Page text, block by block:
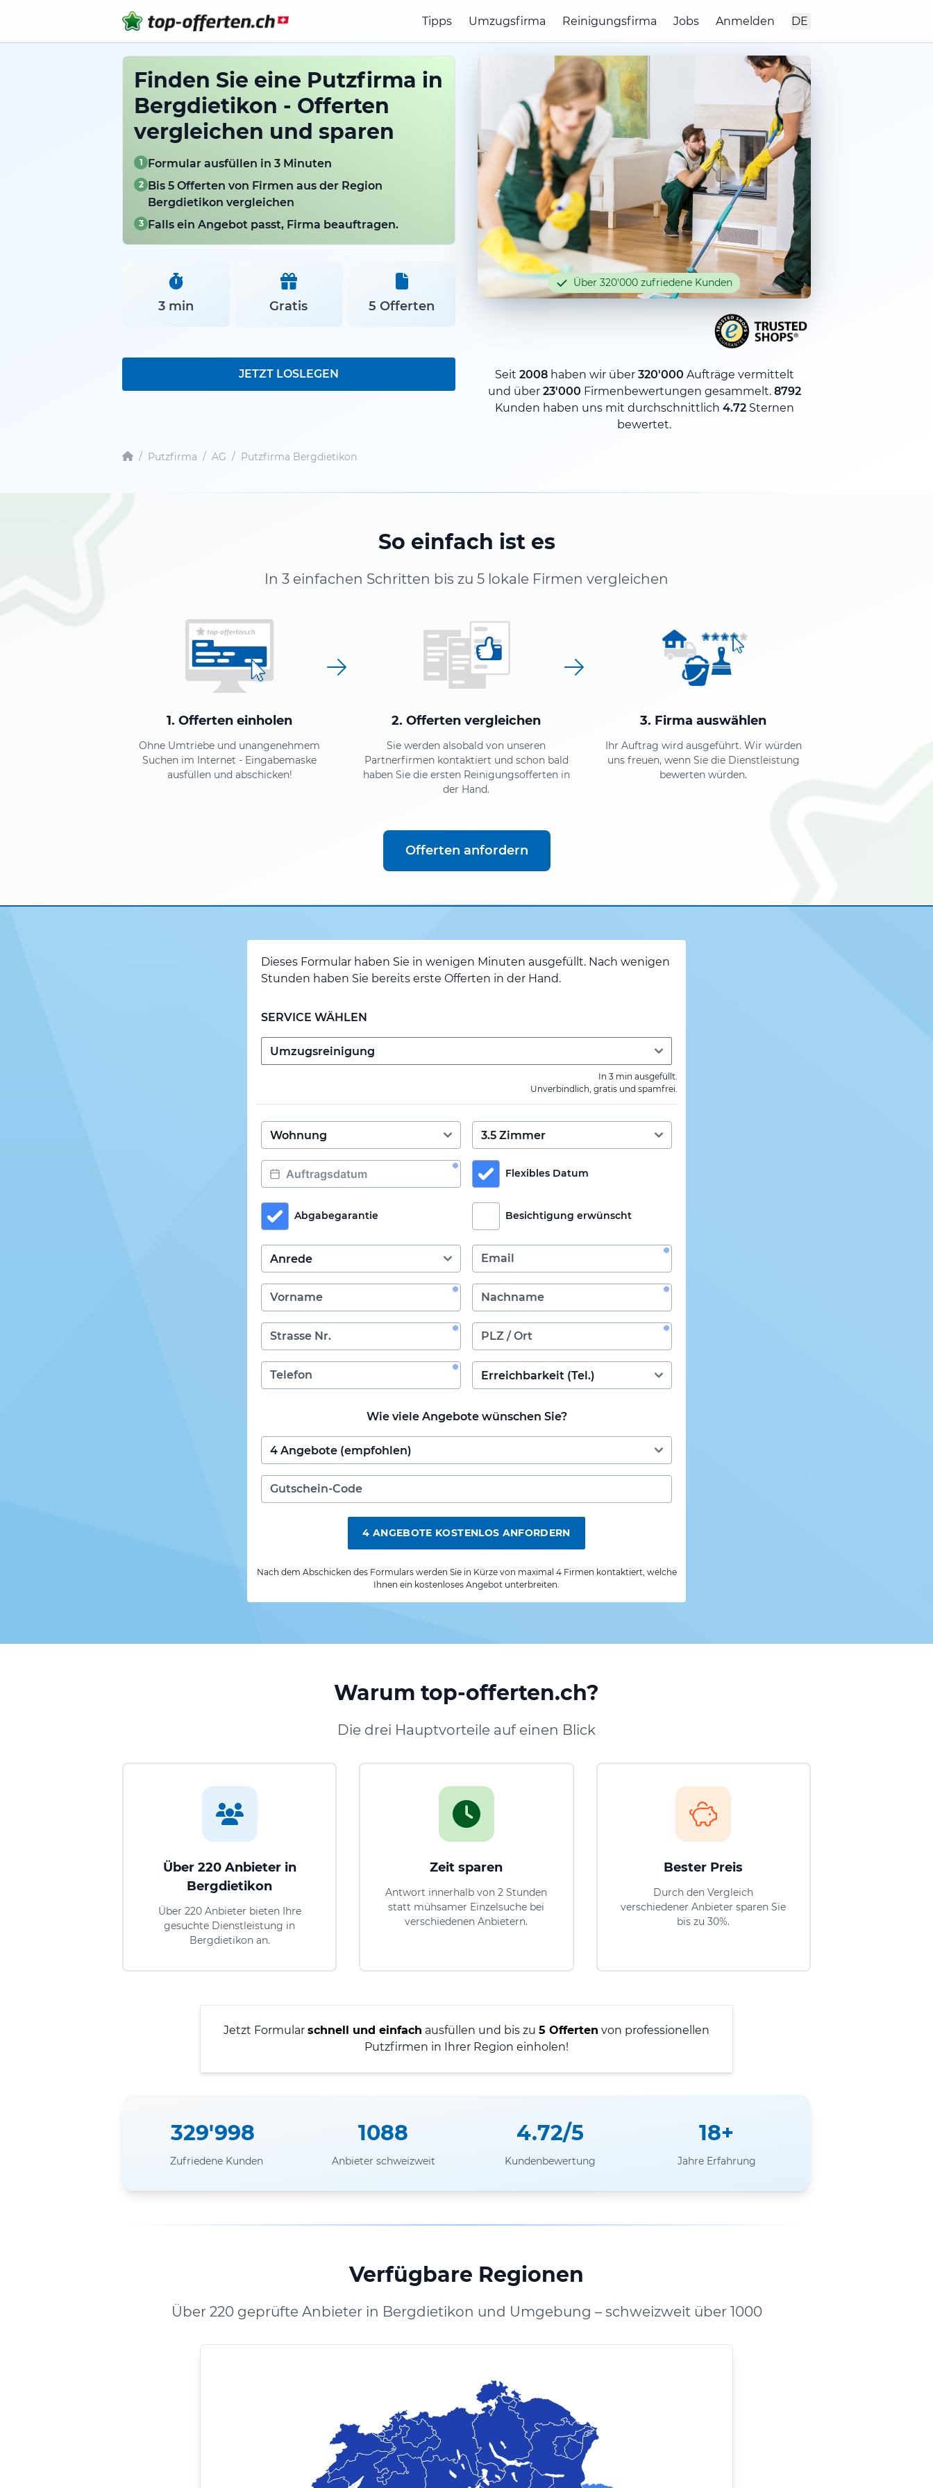
Tipps Umzugsfirma Reinigungsfirma Jobs Anmelden DE
Finden Sie eine Putzfirma in
Bergdietikon - Offerten
vergleichen und sparen
1 Formular ausfüllen in 3 Minuten
2 Bis 5 Offerten von Firmen aus der Region
Bergdietikon vergleichen
3 Falls ein Angebot passt, Firma beauftragen.
3 min Gratis 5 Offerten
JETZT LOSLEGEN
Über 320'000 zufriedene Kunden
Seit 2008haben wir über 320'000 Aufträge vermittelt
und über 23'000 Firmenbewertungen gesammelt. 8792
Kunden haben uns mit durchschnittlich 4.72Sternen
bewertet.
/ Putzfirma / AG / Putzfirma Bergdietikon
So einfach ist es
In 3 einfachen Schritten bis zu 5 lokale Firmen vergleichen
1. Offerten einholen
Ohne Umtriebe und unangenehmem
Suchen im Internet - Eingabemaske
ausfüllen und abschicken!
2. Offerten vergleichen
Sie werden alsobald von unseren
Partnerfirmen kontaktiert und schon bald
haben Sie die ersten Reinigungsofferten in
der Hand.
3. Firma auswählen
Ihr Auftrag wird ausgeführt. Wir würden
uns freuen, wenn Sie die Dienstleistung
bewerten würden.
Offerten anfordern
Dieses Formular haben Sie in wenigen Minuten ausgefüllt. Nach wenigen
Stunden haben Sie bereits erste Offerten in der Hand.
SERVICE WÄHLEN
In 3 min ausgefüllt.
Unverbindlich, gratis und spamfrei.
Flexibles Datum
Abgabegarantie Besichtigung erwünscht
Wie viele Angebote wünschen Sie?
4 ANGEBOTE KOSTENLOS ANFORDERN
Nach dem Abschicken des Formulars werden Sie in Kürze von maximal 4 Firmen kontaktiert, welche
Ihnen ein kostenloses Angebot unterbreiten.
Warum top-offerten.ch?
Die drei Hauptvorteile auf einen Blick
Über 220 Anbieter in
Bergdietikon
Über 220 Anbieter bieten Ihre
gesuchte Dienstleistung in
Bergdietikon an.
Zeit sparen
Antwort innerhalb von 2 Stunden
statt mühsamer Einzelsuche bei
verschiedenen Anbietern.
Bester Preis
Durch den Vergleich
verschiedener Anbieter sparen Sie
bis zu 30%.
Jetzt Formular schnell und einfach ausfüllen und bis zu 5 Offerten von professionellen
Putzfirmen in Ihrer Region einholen!
329'998
Zufriedene Kunden
1088
Anbieter schweizweit
4.72/5
Kundenbewertung
18+
Jahre Erfahrung
Verfügbare Regionen
Über 220 geprüfte Anbieter in Bergdietikon und Umgebung – schweizweit über 1000